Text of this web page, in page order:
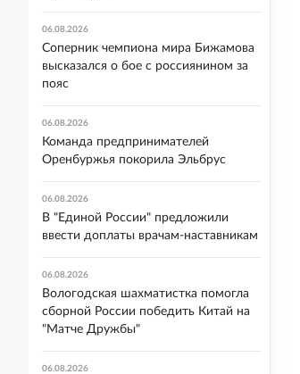
06.08.2026
Соперник чемпиона мира Бижамова
высказался о бое с россиянином за
пояс
06.08.2026
Команда предпринимателей
Оренбуржья покорила Эльбрус
06.08.2026
В "Единой России" предложили
ввести доплаты врачам-наставникам
06.08.2026
Вологодская шахматистка помогла
сборной России победить Китай на
"Матче Дружбы"
06.08.2026